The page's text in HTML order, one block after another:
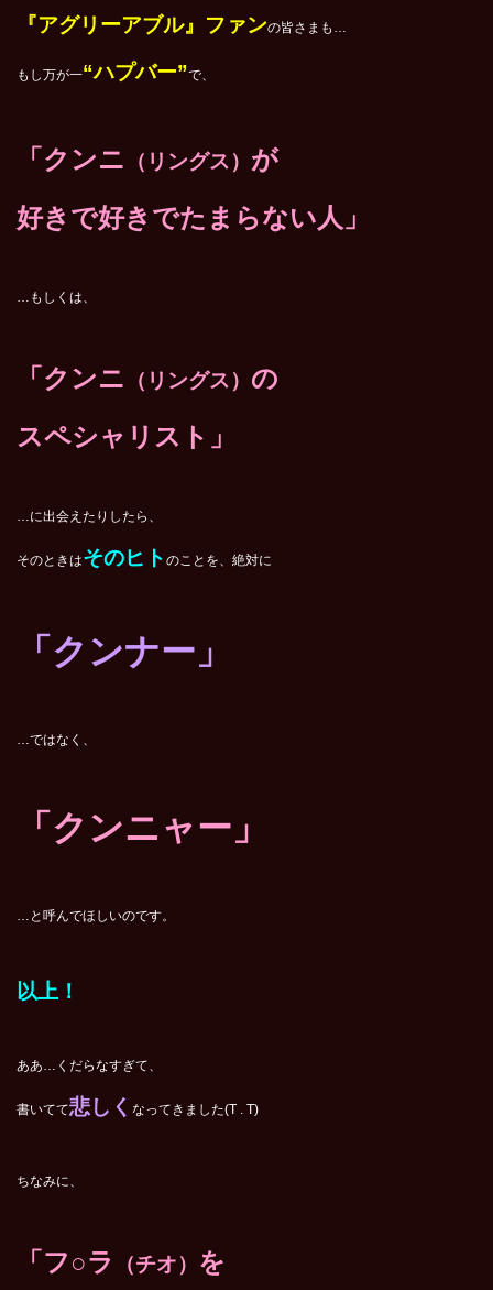
『アグリーアブル』ファンの皆さまも…
もし万が一“ハプバー”で、
「クンニ （リングス） が
好きで好きでたまらない人」
…もしくは、
「クンニ （リングス） の
スペシャリスト」
…に出会えたりしたら、
そのときはそのヒト のことを、絶対に
「クンナー」
…ではなく、
「クンニャー」
…と呼んでほしいのです。
以上！
ああ…くだらなすぎて、
書いてて悲しく なってきました(T . T)
ちなみに、
「フ○ラ （チオ） を